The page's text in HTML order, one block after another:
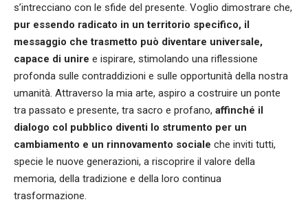
s’intrecciano con le sfide del presente. Voglio dimostrare che,
pur essendo radicato in un territorio specifico, il
messaggio che trasmetto può diventare universale,
capace di unire e ispirare, stimolando una riflessione
profonda sulle contraddizioni e sulle opportunità della nostra
umanità. Attraverso la mia arte, aspiro a costruire un ponte
tra passato e presente, tra sacro e profano, affinché il
dialogo col pubblico diventi lo strumento per un
cambiamento e un rinnovamento sociale che inviti tutti,
specie le nuove generazioni, a riscoprire il valore della
memoria, della tradizione e della loro continua
trasformazione.